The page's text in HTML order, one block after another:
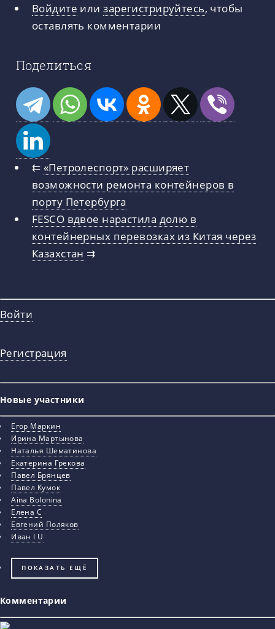
Войдите илизарегистрируйтесь, чтобы
оставлять комментарии
Поделиться
⇇ «Петролеспорт» расширяет
возможности ремонта контейнеров в
порту Петербурга
FESCO вдвое нарастила долю в
контейнерных перевозках из Китая через
Казахстан ⇉
Войти
Регистрация
Новые участники
Егор Маркин
Ирина Мартынова
Наталья Шематинова
Екатерина Грекова
Павел Брянцев
Павел Кумок
Aina Bolonina
Елена С
Евгений Поляков
Иван I U
ПОКАЗАТЬ ЕЩЁ
Комментарии